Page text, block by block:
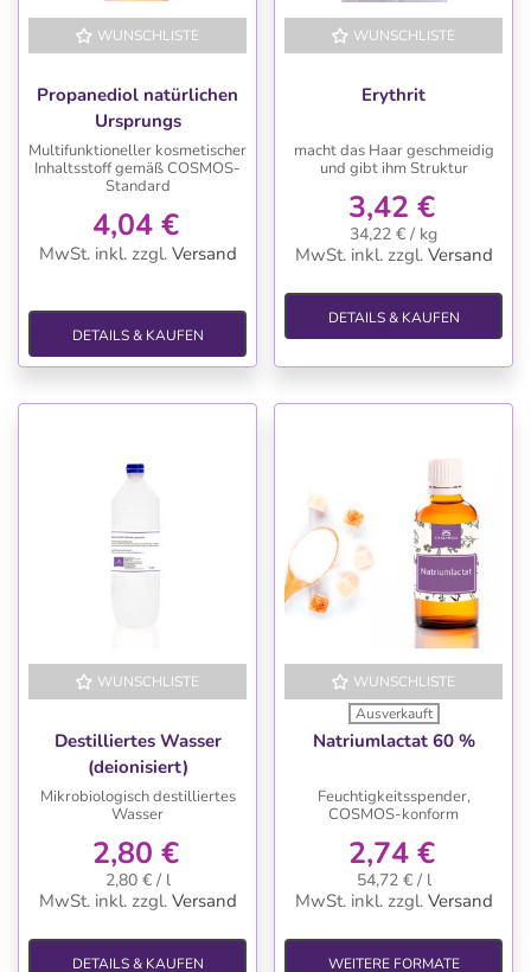
WUNSCHLISTE
Propanediol natürlichen
Ursprungs
Multifunktioneller kosmetischer
Inhaltsstoff gemäß COSMOS-
Standard
4,04 €
MwSt. inkl. zzgl. Versand
DETAILS & KAUFEN
WUNSCHLISTE
Erythrit
macht das Haar geschmeidig
und gibt ihm Struktur
3,42 €
34,22 € / kg
MwSt. inkl. zzgl. Versand
DETAILS & KAUFEN
WUNSCHLISTE
Destilliertes Wasser
(deionisiert)
Mikrobiologisch destilliertes
Wasser
2,80 €
2,80 € / l
MwSt. inkl. zzgl. Versand
DETAILS & KAUFEN
WUNSCHLISTE
Ausverkauft
Natriumlactat 60 %
Feuchtigkeitsspender,
COSMOS-konform
2,74 €
54,72 € / l
MwSt. inkl. zzgl. Versand
WEITERE FORMATE